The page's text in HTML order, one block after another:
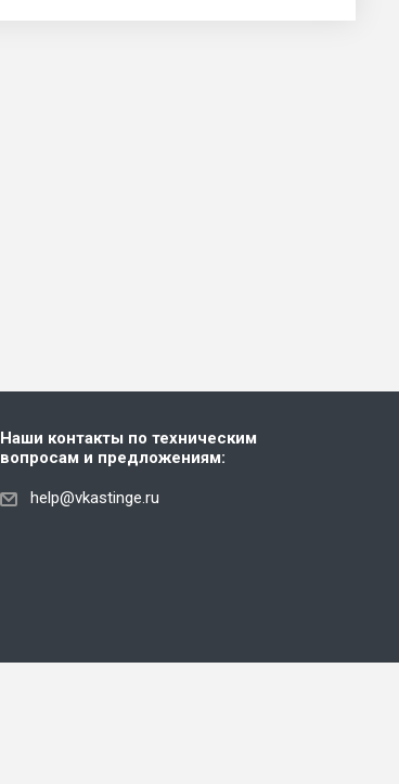
Наши контакты по техническим
вопросам и предложениям:
help@vkastinge.ru